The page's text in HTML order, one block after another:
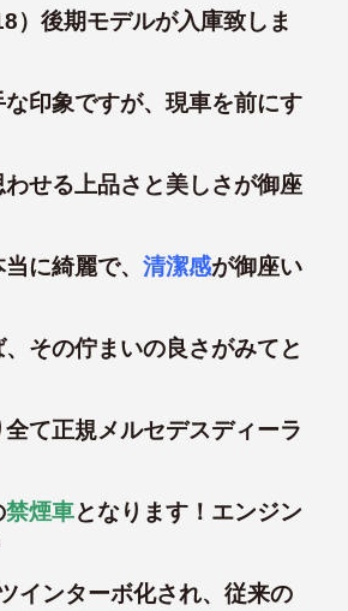
）後期モデルが入庫致しま
印象ですが、現車を前にす
わせる上品さと美しさが御座
に綺麗で、 清潔感が御座い
、その佇まいの良さがみてと
て正規メルセデスディーラ
禁煙車となります！エンジン
インターボ化され、従来の